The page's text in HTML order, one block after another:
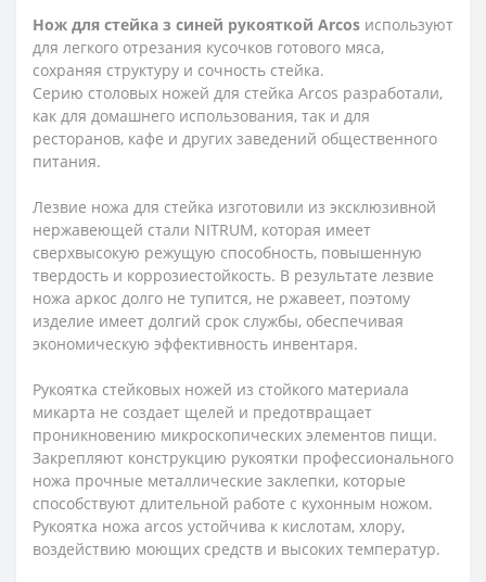
Нож для стейка з синей рукояткой Arcos используют
для легкого отрезания кусочков готового мяса,
сохраняя структуру и сочность стейка.
Серию столовых ножей для стейка Arcos разработали,
как для домашнего использования, так и для
ресторанов, кафе и других заведений общественного
питания.
Лезвие ножа для стейка изготовили из эксклюзивной
нержавеющей стали NITRUM, которая имеет
сверхвысокую режущую способность, повышенную
твердость и коррозиестойкость. В результате лезвие
ножа аркос долго не тупится, не ржавеет, поэтому
изделие имеет долгий срок службы, обеспечивая
экономическую эффективность инвентаря.
Рукоятка стейковых ножей из стойкого материала
микарта не создает щелей и предотвращает
проникновению микроскопических элементов пищи.
Закрепляют конструкцию рукоятки профессионального
ножа прочные металлические заклепки, которые
способствуют длительной работе с кухонным ножом.
Рукоятка ножа arcos устойчива к кислотам, хлору,
воздействию моющих средств и высоких температур.